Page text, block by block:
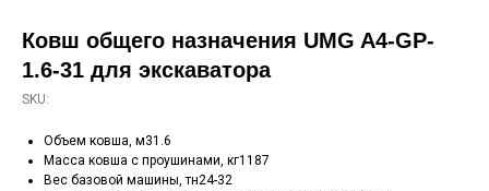
Ковш общего назначения UMG A4-GP-
1.6-31 для экскаватора
SKU:
Объем ковша, м31.6
Масса ковша с проушинами, кг1187
Вес базовой машины, тн24-32